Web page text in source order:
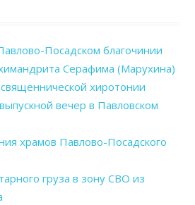
Посадском благочинии
Серафима (Марухина)
хиротонии
вечер в Павловском
храмов Павлово-Посадского
груза в зону СВО из